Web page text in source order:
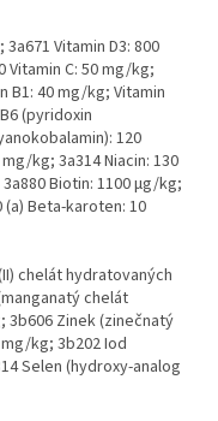
Vitamin D3: 800
Vitamin C: 50 mg/kg;
B1: 40 mg/kg; Vitamin
(pyridoxin
120
kg; 3a314 Niacin: 130
Biotin: 1100 µg/kg;
Beta-karoten: 10
chelát hydratovaných
chelát
3b606 Zinek (zinečnatý
kg; 3b202 Iod
Selen (hydroxy-analog